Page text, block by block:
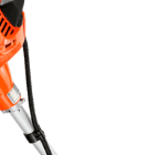
england sound
lavadora
england sound pro
refrigeradora